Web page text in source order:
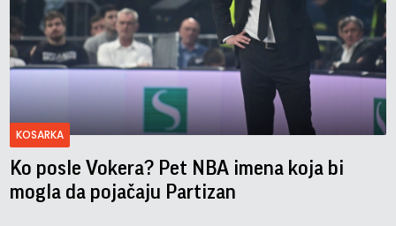
KOSARKA
Ko posle Vokera? Pet NBA imena koja bi
mogla da pojačaju Partizan